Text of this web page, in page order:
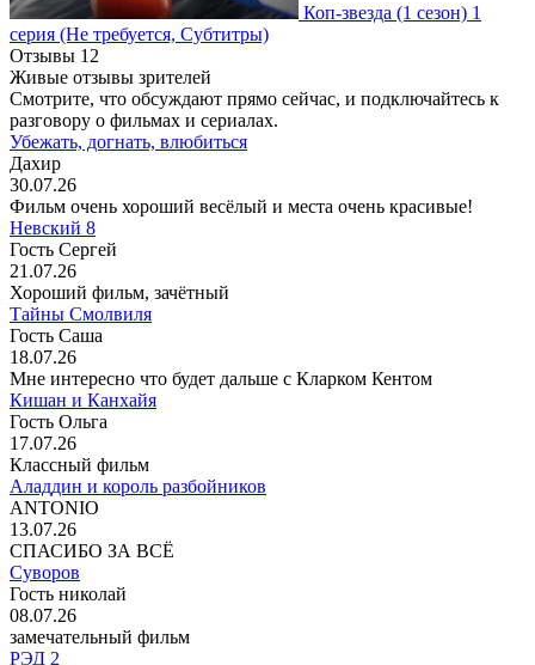
Коп-звезда (1 сезон) 1
серия (Не требуется, Субтитры)
Отзывы 12
Живые отзывы зрителей
Смотрите, что обсуждают прямо сейчас, и подключайтесь к
разговору о фильмах и сериалах.
Убежать, догнать, влюбиться
Дахир
30.07.26
Фильм очень хороший весёлый и места очень красивые!
Невский 8
Гость Сергей
21.07.26
Хороший фильм, зачётный
Тайны Смолвиля
Гость Саша
18.07.26
Мне интересно что будет дальше с Кларком Кентом
Кишан и Канхайя
Гость Ольга
17.07.26
Классный фильм
Аладдин и король разбойников
ANTONIO
13.07.26
СПАСИБО ЗА ВСЁ
Суворов
Гость николай
08.07.26
замечательный фильм
РЭД 2